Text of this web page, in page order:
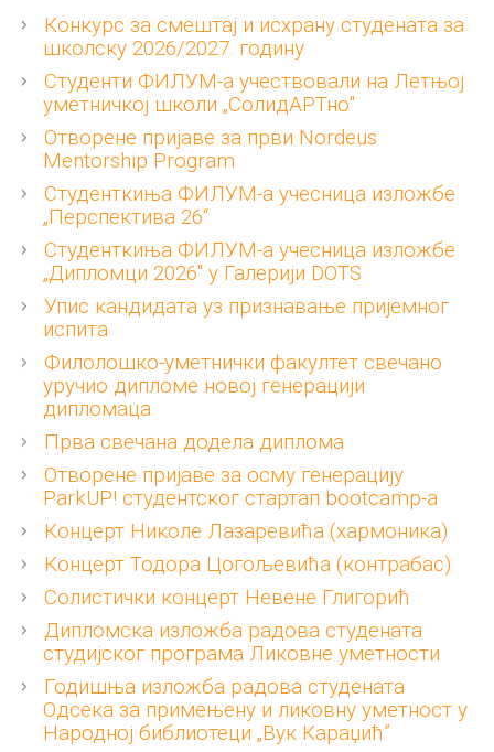
Конкурс за смештај и исхрану студената за
школску 2026/2027. годину
Студенти ФИЛУМ-а учествовали на Летњој
уметничкој школи „СолидАРТно"
Отворене пријаве за први Nordeus
Mentorship Program
Студенткиња ФИЛУМ-а учесница изложбе
„Перспектива 26“
Студенткиња ФИЛУМ-а учесница изложбе
„Дипломци 2026" у Галерији DOTS
Упис кандидата уз признавање пријемног
испита
Филолошко-уметнички факултет свечано
уручио дипломе новој генерацији
дипломаца
Прва свечана додела диплома
Отворене пријаве за осму генерацију
ParkUP! студентског стартап bootcamp-а
Концерт Николе Лазаревића (хармоника)
Концерт Тодора Цогољевића (контрабас)
Солистички концерт Невене Глигорић
Дипломска изложба радова студената
студијског програма Ликовне уметности
Годишња изложба радова студената
Одсека за примењену и ликовну уметност у
Народној библиотеци „Вук Караџић”